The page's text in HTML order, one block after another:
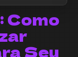
Como
Seu